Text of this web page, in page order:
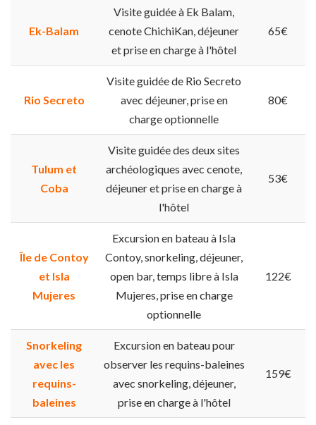
Ek-Balam
Visite guidée à Ek Balam,
cenote ChichiKan, déjeuner
et prise en charge à l'hôtel
65€
Rio Secreto
Visite guidée de Rio Secreto
avec déjeuner, prise en
charge optionnelle
80€
Tulum et
Coba
Visite guidée des deux sites
archéologiques avec cenote,
déjeuner et prise en charge à
l'hôtel
53€
Île de Contoy
et Isla
Mujeres
Excursion en bateau à Isla
Contoy, snorkeling, déjeuner,
open bar, temps libre à Isla
Mujeres, prise en charge
optionnelle
122€
Snorkeling
avec les
requins-
baleines
Excursion en bateau pour
observer les requins-baleines
avec snorkeling, déjeuner,
prise en charge à l'hôtel
159€